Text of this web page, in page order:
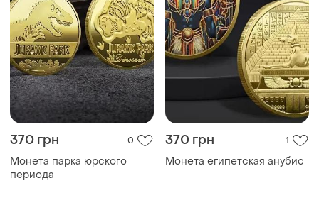
370 грн 0
Монета парка юрского
периода
370 грн 1
Монета египетская анубис